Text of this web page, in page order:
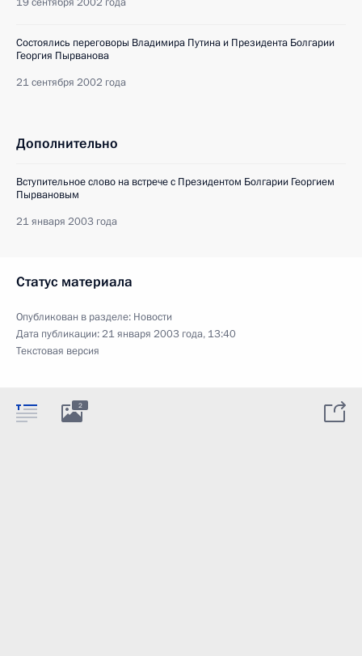
Состоялись переговоры Владимира Путина и Президента Болгарии
Георгия Пырванова
21 сентября 2002 года
Дополнительно
Вступительное слово на встрече с Президентом Болгарии Георгием
Пырвановым
21 января 2003 года
Статус материала
Опубликован в разделе: Новости
Дата публикации:21 января 2003 года, 13:40
Текстовая версия
2